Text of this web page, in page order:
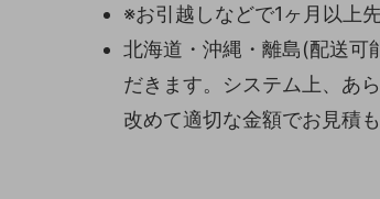
※お引越しなどで1ヶ月以上
北海道・沖縄・離島(配送可
だきます。システム上、あ
改めて適切な金額でお見積